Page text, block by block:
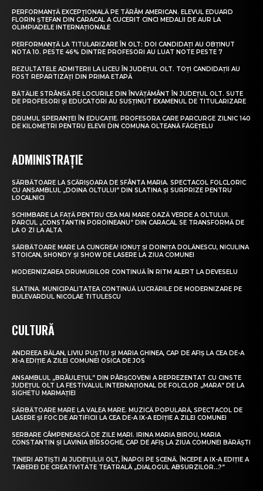
PERFORMANȚĂ EXCEPȚIONALĂ PE TĂRÂM AMERICAN. ELEVUL EDUARD
FLORIN ȘTEFAN DIN CARACAL A CUCERIT CINCI MEDALII DE AUR LA
OLIMPIADELE INTERNAȚIONALE
PERFORMANȚĂ LA TITULARIZARE ÎN OLT: DOI CANDIDAȚI AU OBȚINUT
NOTA 10. PESTE 46% DINTRE PROFESORI AU LUAT NOTE PESTE 7
REZULTATELE ADMITERII LA LICEU ÎN JUDEȚUL OLT. TOȚI CANDIDAȚII AU
FOST REPARTIZAȚI DIN PRIMA ETAPĂ
BĂTĂLIE STRÂNSĂ PE LOCURILE DIN ÎNVĂȚĂMÂNT ÎN JUDEȚUL OLT. SUTE
DE PROFESORI ȘI EDUCATORI AU SUSȚINUT EXAMENUL DE TITULARIZARE
DRUMUL SPERANȚEI ÎN EDUCAȚIE. PROFESORA CARE PARCURGE ZILNIC 140
DE KILOMETRI PENTRU ELEVII DIN COMUNA OLTEANĂ FĂGEȚELU
ADMINISTRAȚIE
SĂRBĂTOARE LA SCĂRIȘOARA DE SFÂNTA MARIA. SPECTACOL FOLCLORIC
CU ANSAMBLUL „DOINA OLTULUI” DIN SLATINA ȘI SURPRIZE PENTRU
LOCALNICI
SCHIMBARE LA FAȚĂ PENTRU CEA MAI MARE OAZĂ VERDE A OLTULUI.
PARCUL „CONSTANTIN POROINEANU” DIN CARACAL SE TRANSFORMĂ DE
LA O ZI LA ALTA
SĂRBĂTOARE MARE LA CUNGREA! IONUȚ ȘI DOINIȚA DOLĂNESCU, NICULINA
STOICAN, SHONDY ȘI SHOW DE LASERE LA ZIUA COMUNEI
MODERNIZAREA DRUMURILOR CONTINUĂ ÎN RITM ALERT LA DEVESELU
SLATINA. MUNICIPALITATEA CONTINUĂ LUCRĂRILE DE MODERNIZARE PE
BULEVARDUL NICOLAE TITULESCU
CULTURĂ
ANDREEA BĂLAN, LIVIU PUȘTIU ȘI MARIA GHINEA, CAP DE AFIȘ LA CEA DE-A
XI-A EDIȚIE A ZILEI COMUNEI OSICA DE JOS
ANSAMBLUL „BRÂULEȚUL” DIN PÂRȘCOVENI A REPREZENTAT CU CINSTE
JUDEȚUL OLT LA FESTIVALUL INTERNAȚIONAL DE FOLCLOR „MARA” DE LA
SIGHETU MARMAȚIEI
SĂRBĂTOARE MARE LA VALEA MARE. MUZICĂ POPULARĂ, SPECTACOL DE
LASERE ȘI FOC DE ARTIFICII LA CEA DE-A IX-A EDIȚIE A ZILEI COMUNEI
SERBARE CÂMPENEASCĂ DE ZILE MARI. IRINA MARIA BIROU, MARIA
CONSTANTIN ȘI LAVINIA BÎRSOGHE, CAP DE AFIȘ LA ZIUA COMUNEI BĂRĂȘTI
TINERI ARTIȘTI AI JUDEȚULUI OLT, ÎNAPOI PE SCENĂ. ÎNCEPE A IX-A EDIȚIE A
TABEREI DE CREATIVITATE TEATRALĂ „DIALOGUL ABSURZILOR…?”